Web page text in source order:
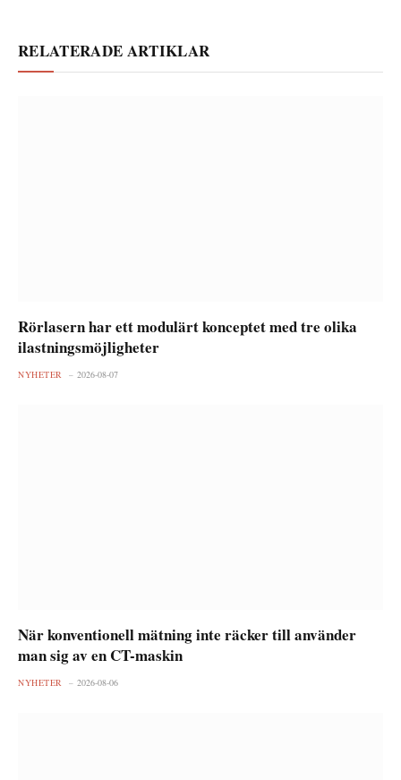
RELATERADE ARTIKLAR
Rörlasern har ett modulärt konceptet med tre olika
ilastningsmöjligheter
NYHETER 2026-08-07
När konventionell mätning inte räcker till använder
man sig av en CT-maskin
NYHETER 2026-08-06